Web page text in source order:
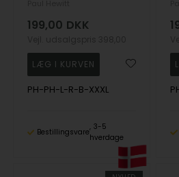
199,00 DKK
PH-PH-L-R-B-XXXL
Bestillingsvare
3-5
hverdage